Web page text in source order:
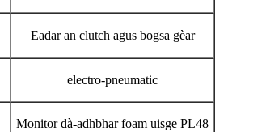
Eadar an clutch agus bogsa gèar
electro-pneumatic
Monitor dà-adhbhar foam uisge PL48